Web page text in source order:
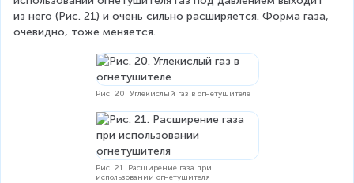
из него (Рис. 21) и очень сильно расширяется. Форма газа,
очевидно, тоже меняется.
Рис. 20. Углекислый газ в огнетушителе
Рис. 21. Расширение газа при
использовании огнетушителя